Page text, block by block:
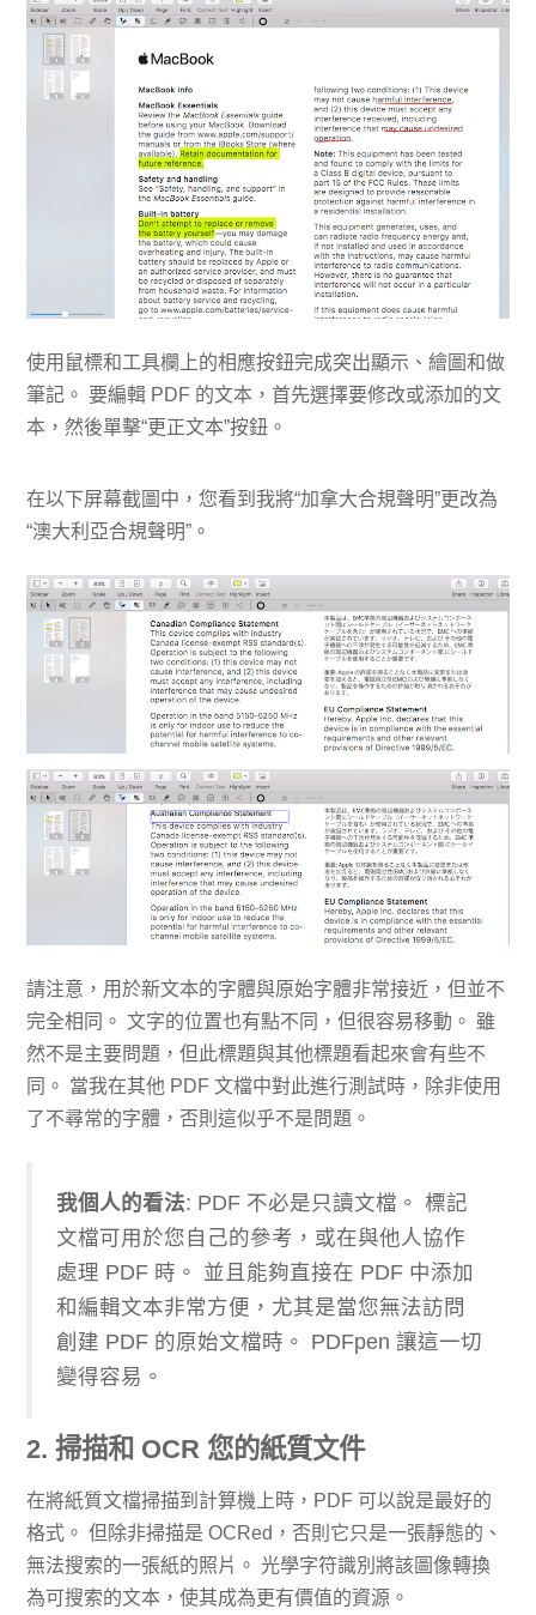
​使用鼠標和工具欄上的相應按鈕完成突出顯示、繪圖和做
筆記。 要編輯 PDF 的文本，首先選擇要修改或添加的文
本，然後單擊“更正文本”按鈕。
在以下屏幕截圖中，您看到我將“加拿大合規聲明”更改為
“澳大利亞合規聲明”。
​請注意，用於新文本的字體與原始字體非常接近，但並不
完全相同。 文字的位置也有點不同，但很容易移動。 雖
然不是主要問題，但此標題與其他標題看起來會有些不
同。 當我在其他 PDF 文檔中對此進行測試時，除非使用
了不尋常的字體，否則這似乎不是問題。
​我個人的看法: PDF 不必是只讀文檔。 標記
文檔可用於您自己的參考，或在與他人協作
處理 PDF 時。 並且能夠直接在 PDF 中添加
和編輯文本非常方便，尤其是當您無法訪問
創建 PDF 的原始文檔時。 PDFpen 讓這一切
變得容易。
2. 掃描和 OCR 您的紙質文件
在將紙質文檔掃描到計算機上時，PDF 可以說是最好的
格式。 但除非掃描是 OCRed，否則它只是一張靜態的、
無法搜索的一張紙的照片。 光學字符識別將該圖像轉換
為可搜索的文本，使其成為更有價值的資源。